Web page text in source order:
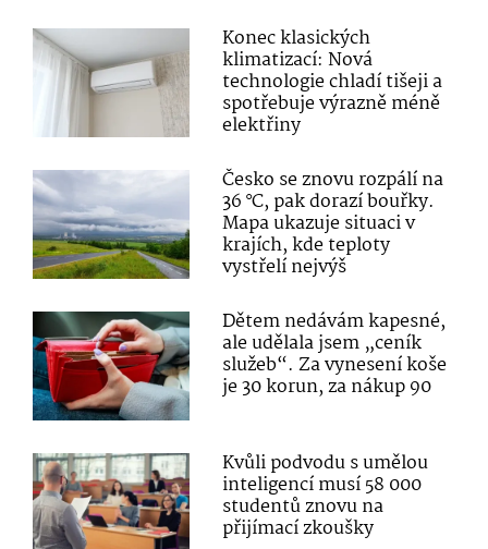
Konec klasických
klimatizací: Nová
technologie chladí tišeji a
spotřebuje výrazně méně
elektřiny
Česko se znovu rozpálí na
36 °C, pak dorazí bouřky.
Mapa ukazuje situaci v
krajích, kde teploty
vystřelí nejvýš
Dětem nedávám kapesné,
ale udělala jsem „ceník
služeb“. Za vynesení koše
je 30 korun, za nákup 90
Kvůli podvodu s umělou
inteligencí musí 58 000
studentů znovu na
přijímací zkoušky